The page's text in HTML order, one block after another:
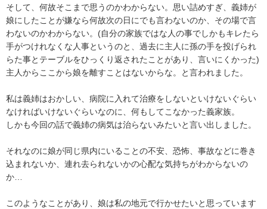
そして、何故そこまで思うのかわからない。思い詰めすぎ、義姉が
娘にしたことが嫌なら何故次の日にでも言わないのか、その場で言
わないのかわからない。(自分の家族ではな人の事でしかもキレたら
手がつけれなくな人事というのと、過去に主人に孫の手を投げられ
らた事とテーブルをひっくり返されたことがあり、言いにくかった)
主人からここから娘を離すことはないからな。と言われました。
私は義姉はおかしい、病院に入れて治療をしないといけないぐらい
なければいけないぐらいなのに、何もしてこなかった義家族。
しかも今回の話で義姉の病気は治らないみたいと言い出しました。
それなのに娘が同じ県内にいることの不安、恐怖、事故などに巻き
込まれないか、連れ去られないかの心配な気持ちがわからないの
か…
このようなことがあり、娘は私の地元で行かせたいと思っています